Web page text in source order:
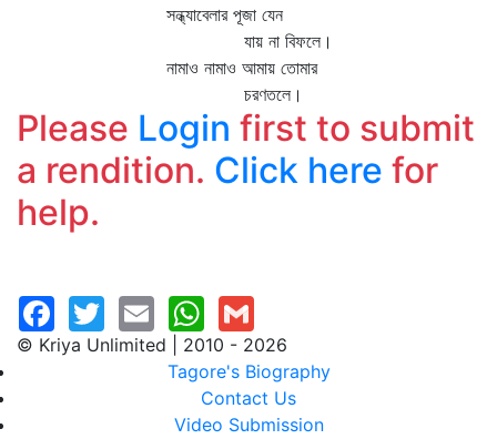
সন্ধ্যাবেলার পূজা যেন
যায় না বিফলে।
নামাও নামাও আমায় তোমার
চরণতলে।
Please Login first to submit
a rendition. Click here for
help.
© Kriya Unlimited | 2010 - 2026
Tagore's Biography
Contact Us
Video Submission